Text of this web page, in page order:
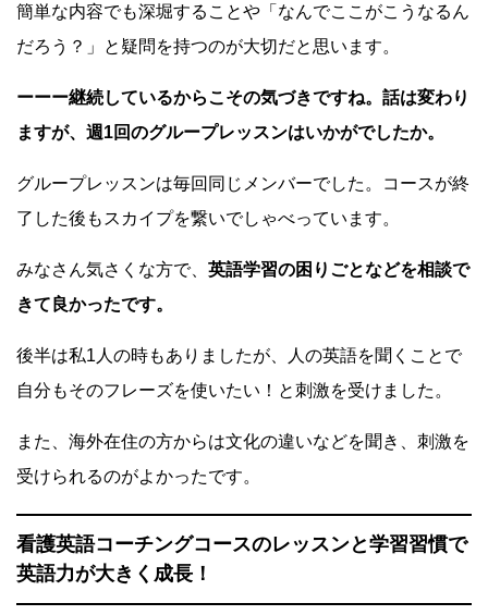
簡単な内容でも深堀することや「なんでここがこうなるん
だろう？」と疑問を持つのが大切だと思います。
ーーー継続しているからこその気づきですね。話は変わり
ますが、週1回のグループレッスンはいかがでしたか。
グループレッスンは毎回同じメンバーでした。コースが終
了した後もスカイプを繋いでしゃべっています。
みなさん気さくな方で、 英語学習の困りごとなどを相談で
きて良かったです。
後半は私1人の時もありましたが、人の英語を聞くことで
自分もそのフレーズを使いたい！と刺激を受けました。
また、海外在住の方からは文化の違いなどを聞き、刺激を
受けられるのがよかったです。
看護英語コーチングコースのレッスンと学習習慣で
英語力が大きく成長！